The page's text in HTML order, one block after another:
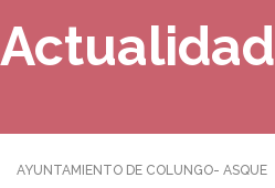
Actualidad
AYUNTAMIENTO DE COLUNGO- ASQUE